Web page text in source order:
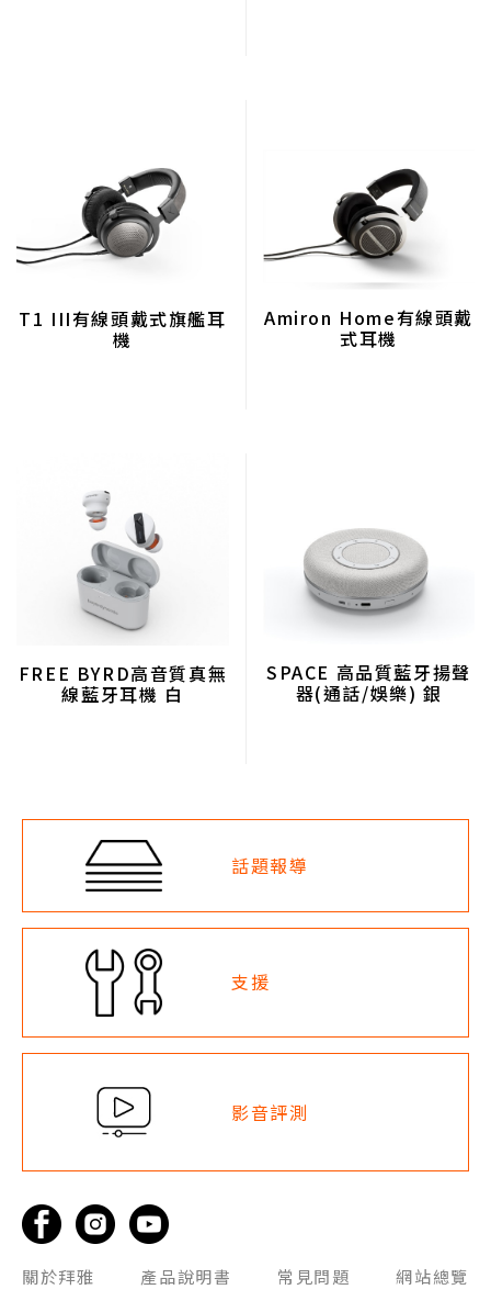
T1 III有線頭戴式旗艦耳
機
Amiron Home有線頭戴
式耳機
FREE BYRD高音質真無
線藍牙耳機 白
SPACE 高品質藍牙揚聲
器(通話/娛樂) 銀
話題報導
支援
影音評測
關於拜雅 產品說明書 常見問題 網站總覽